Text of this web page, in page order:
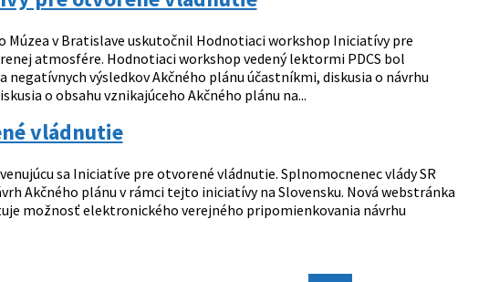
Múzea v Bratislave uskutočnil Hodnotiaci workshop Iniciatívy pre
atmosfére. Hodnotiaci workshop vedený lektormi PDCS bol
výsledkov Akčného plánu účastníkmi, diskusia o návrhu
o obsahu vznikajúceho Akčného plánu na...
vládnutie
sa Iniciatíve pre otvorené vládnutie. Splnomocnenec vlády SR
Akčného plánu v rámci tejto iniciatívy na Slovensku. Nová webstránka
možnosť elektronického verejného pripomienkovania návrhu